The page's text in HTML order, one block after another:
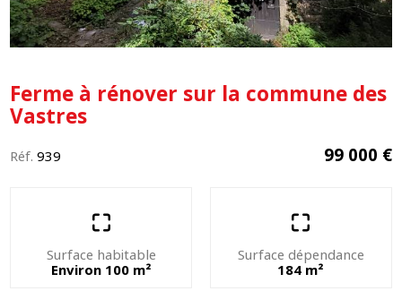
Ferme à rénover sur la commune des
Vastres
Réf.939 99 000 €
Surface habitable
Environ 100 m²
Surface dépendance
184 m²